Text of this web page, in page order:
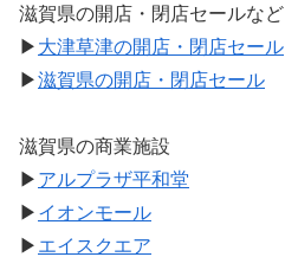
滋賀県の開店・閉店セールなど
▶ 大津草津の開店・閉店セール
▶滋賀県の開店・閉店セール
滋賀県の商業施設
▶ アルプラザ平和堂
▶ イオンモール
▶ エイスクエア